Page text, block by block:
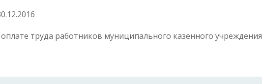
труда работников муниципального казенного учреждения